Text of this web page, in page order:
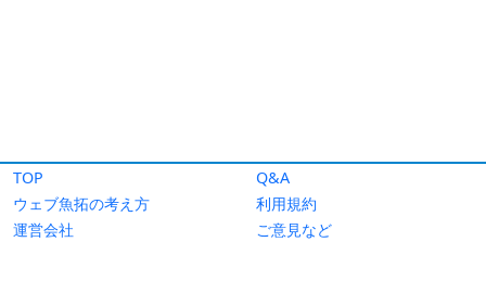
TOP
Q&A
ウェブ魚拓の考え方
利用規約
運営会社
ご意見など